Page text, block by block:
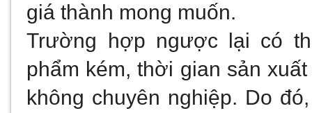
giá thành mong muốn.
Trường hợp ngược lại có
phẩm kém, thời gian sản
không chuyên nghiệp. Do